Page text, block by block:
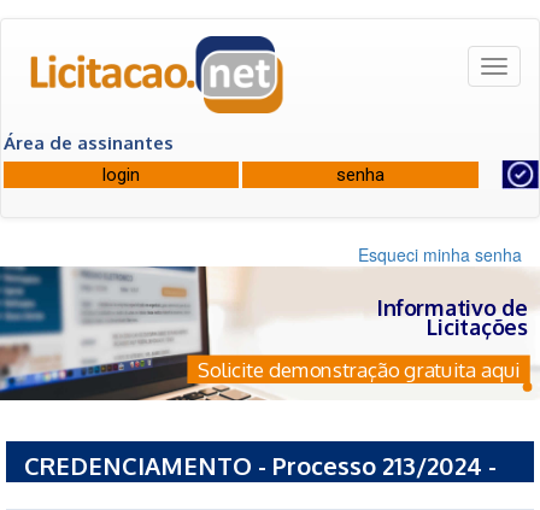
Área de assinantes
Esqueci minha senha
Informativo de
Licitações
Solicite demonstração gratuita aqui
CREDENCIAMENTO - Processo 213/2024 -